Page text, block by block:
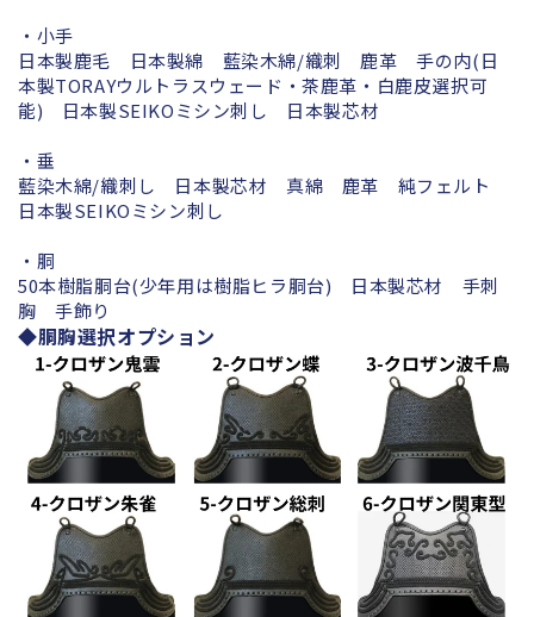
・小手
日本製鹿毛 日本製綿 藍染木綿/織刺 鹿革 手の内(日
本製TORAYウルトラスウェード・茶鹿革・白鹿皮選択可
能) 日本製SEIKOミシン刺し 日本製芯材
・垂
藍染木綿/織刺し 日本製芯材 真綿 鹿革 純フェルト
日本製SEIKOミシン刺し
・胴
50本樹脂胴台(少年用は樹脂ヒラ胴台) 日本製芯材 手刺
胸 手飾り
◆胴胸選択オプション